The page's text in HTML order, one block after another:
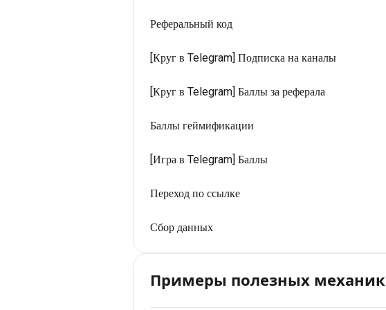
Реферальный код
[Круг в Telegram] Подписка на каналы
[Круг в Telegram] Баллы за реферала
Баллы геймификации
[Игра в Telegram] Баллы
Переход по ссылке
Сбор данных
Примеры полезных механик